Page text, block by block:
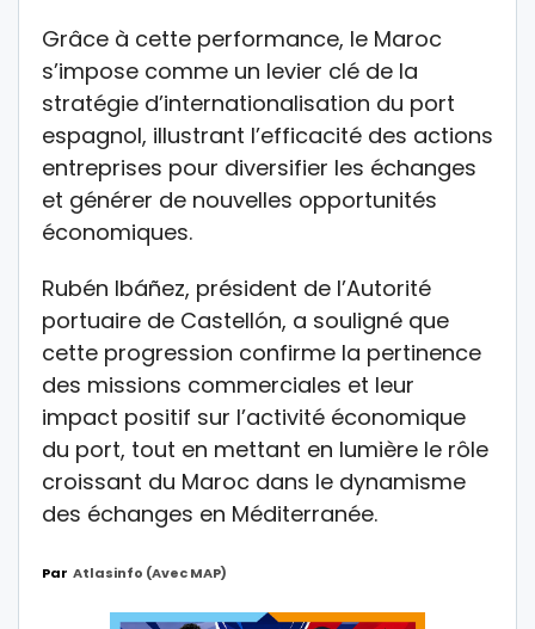
Grâce à cette performance, le Maroc
s’impose comme un levier clé de la
stratégie d’internationalisation du port
espagnol, illustrant l’efficacité des actions
entreprises pour diversifier les échanges
et générer de nouvelles opportunités
économiques.
Rubén Ibáñez, président de l’Autorité
portuaire de Castellón, a souligné que
cette progression confirme la pertinence
des missions commerciales et leur
impact positif sur l’activité économique
du port, tout en mettant en lumière le rôle
croissant du Maroc dans le dynamisme
des échanges en Méditerranée.
Par Atlasinfo (avec MAP)